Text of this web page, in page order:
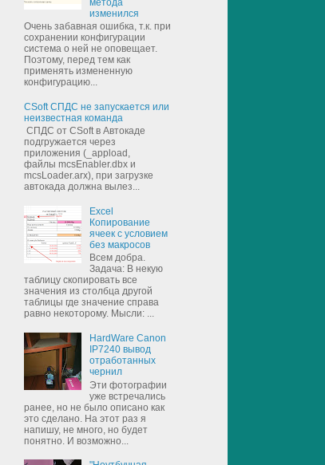
изменился
Очень забавная ошибка, т.к. при
сохранении конфигурации
система о ней не оповещает.
Поэтому, перед тем как
применять измененную
конфигурацию...
CSoft СПДС не запускается или
неизвестная команда
СПДС от CSoft в Автокаде
подгружается через
приложения (_appload,
файлы mcsEnabler.dbx и
mcsLoader.arx), при загрузке
автокада должна вылез...
Excel
Копирование
ячеек с условием
без макросов
Всем добра.
Задача: В некую
таблицу скопировать все
значения из столбца другой
таблицы где значение справа
равно некоторому. Мысли: ...
HardWare Canon
IP7240 вывод
отработанных
чернил
Эти фотографии
уже встречались
ранее, но не было описано как
это сделано. На этот раз я
напишу, не много, но будет
понятно. И возможно...